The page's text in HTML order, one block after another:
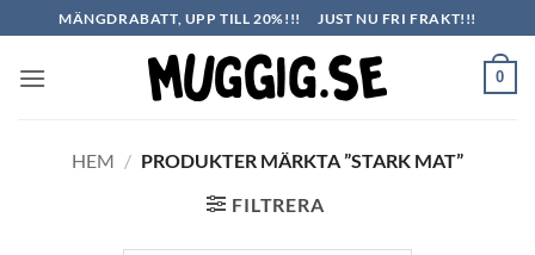
to
content
MÄNGDRABATT, UPP TILL 20%!!! JUST NU FRI FRAKT!!!
0
HEM / PRODUKTER MÄRKTA ”STARK MAT”
FILTRERA